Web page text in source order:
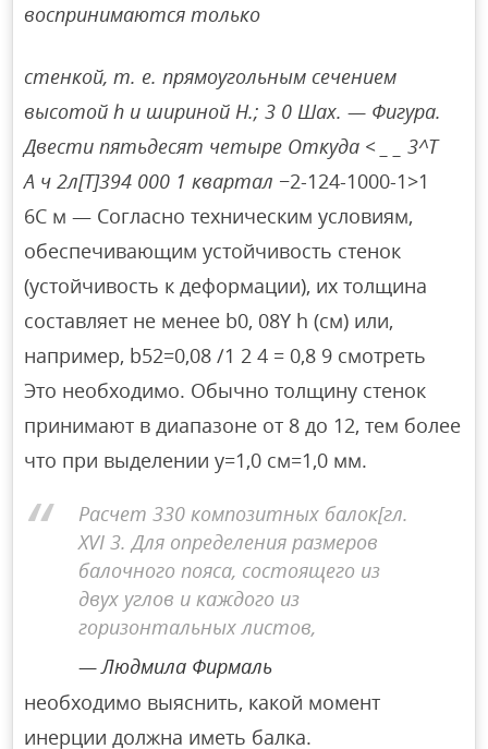
воспринимаются только
стенкой, т. е. прямоугольным сечением
высотой h и шириной H.; 3 0 Шах. — Фигура.
Двести пятьдесят четыре Откуда < _ _ 3^Т
А ч 2л[Т]394 000 1 квартал −2-124-1000-1>1
6С м — Согласно техническим условиям,
обеспечивающим устойчивость стенок
(устойчивость к деформации), их толщина
составляет не менее b0, 08Y h (см) или,
например, b52=0,08 /1 2 4 = 0,8 9 смотреть
Это необходимо. Обычно толщину стенок
принимают в диапазоне от 8 до 12, тем более
что при выделении y=1,0 см=1,0 мм.
Расчет 330 композитных балок[гл.
XVI 3. Для определения размеров
балочного пояса, состоящего из
двух углов и каждого из
горизонтальных листов,
Людмила Фирмаль
необходимо выяснить, какой момент
инерции должна иметь балка.